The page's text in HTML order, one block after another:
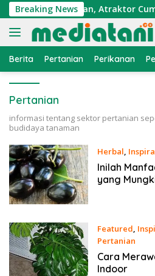
Langsung
ke
konten
Breaking News
Ekonomi Nelayan, Atraktor Cumi
Berita Pertanian Perikanan
Pertanian
informasi tentang sektor pertanian
budidaya tanaman
Herbal,
6 Februari 2020
Inilah
yang
Featured,
Pertanian
25 Mei 2015
Cara
Indoor